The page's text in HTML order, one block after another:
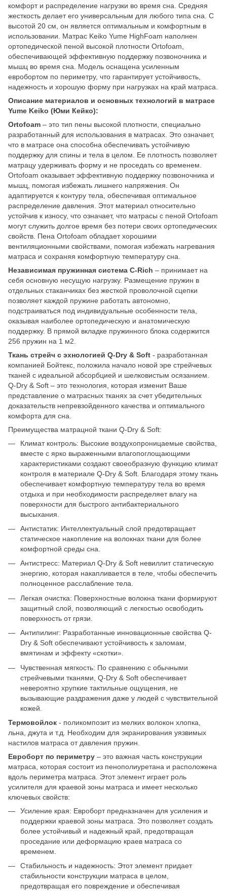
комфорт и распределение нагрузки во время сна. Средняя
жесткость делает его универсальным для любого типа сна. С
высотой 20 см, он является оптимальным и комфортным в
использовании. Матрас Keiko Yume HighFoam наполнен
ортопедической пеной высокой плотности Ortofoam,
обеспечивающей эффективную поддержку позвоночника и
мышц во время сна. Модель оснащена усиленным
евробортом по периметру, что гарантирует устойчивость,
надежность и хорошую форму при нагрузках на край матраса.
Описание материалов и основных технологий в матрасе
Yume Keiko (Юми Кейко):
Ortofoam – это тип пены высокой плотности, специально
разработанный для использования в матрасах. Это означает,
что в матрасе она способна обеспечивать устойчивую
поддержку для спины и тела в целом. Ее плотность позволяет
матрацу удерживать форму и не проседать со временем.
Ortofoam оказывает эффективную поддержку позвоночника и
мышц, помогая избежать лишнего напряжения. Он
адаптируется к контуру тела, обеспечивая оптимальное
распределение давления. Этот материал относительно
устойчив к износу, что означает, что матрасы с пеной Ortofoam
могут служить долгое время без потери своих ортопедических
свойств. Пена Ortofoam обладает хорошими
вентиляционными свойствами, помогая избежать нагревания
матраса и сохраняя комфортную температуру сна.
Независимая пружинная система C-Rich – принимает на
себя основную несущую нагрузку. Размещение пружин в
отдельных стаканчиках без жесткой проволочной сцепки
позволяет каждой пружине работать автономно,
подстраиваться под индивидуальные особенности тела,
оказывая наиболее ортопедическую и анатомическую
поддержку. В прямой вкладке пружинного блока содержится
256 пружин на 1 м2.
Ткань стрейч с эхнологией Q-Dry & Soft - разработанная
компанией Бойтекс, положила начало новой эре стрейчевых
тканей с идеальной абсорбцией и шелковистым осязанием.
Q-Dry & Soft – это технология, которая изменит Ваше
представление о матрасных тканях за счет убедительных
доказательств непревзойденного качества и оптимального
комфорта для сна.
Преимущества матрацной ткани Q-Dry & Soft:
Климат контроль: Высокие воздухопроницаемые свойства,
вместе с ярко выраженными влагопоглощающими
характеристиками создают своеобразную функцию климат
контроля в материале Q-Dry & Soft. Благодаря этому ткань
обеспечивает комфортную температуру тела во время
отдыха и при необходимости распределяет влагу на
поверхности для быстрого антибактериального
высыхания.
Антистатик: Интеллектуальный слой предотвращает
статическое накопление на волокнах ткани для более
комфортной среды сна.
Антистресс: Материал Q-Dry & Soft невиллит статическую
энергию, которая накапливается в теле, чтобы обеспечить
полноценное расслабление тела.
Легкая очистка: Поверхностные волокна ткани формируют
защитный слой, позволяющий с легкостью освободить
поверхность от грязи.
Антипилинг: Разработанные инновационные свойства Q-
Dry & Soft обеспечивают устойчивость к заломам,
вмятинам и эффекту «скотки».
Чувственная мягкость: По сравнению с обычными
стрейчевыми тканями, Q-Dry & Soft обеспечивает
невероятно хрупкие тактильные ощущения, не
вызывающие раздражения даже у людей с чувствительной
кожей.
Термовойлок - поликомпозит из мелких волокон хлопка,
льна, джута и т.д. Необходим для экранирования уязвимых
настилов матраса от давления пружин.
Евроборт по периметру – это важная часть конструкции
матраса, которая состоит из пенополиуретана и расположена
вдоль периметра матраса. Этот элемент играет роль
усилителя для краевой зоны матраса и имеет несколько
ключевых свойств:
Усиление края: Евроборт предназначен для усиления и
поддержки краевой зоны матраса. Это позволяет создать
более устойчивый и надежный край, предотвращая
проседание или деформацию краев матраса со
временем.
Стабильность и надежность: Этот элемент придает
стабильности конструкции матраса в целом,
предотвращая его повреждение и обеспечивая